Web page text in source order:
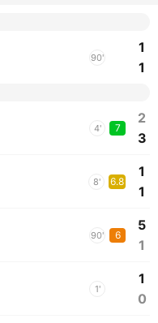
90'
1
1
4' 7
2
3
8' 6.8
1
1
90' 6
5
1
1'
1
0